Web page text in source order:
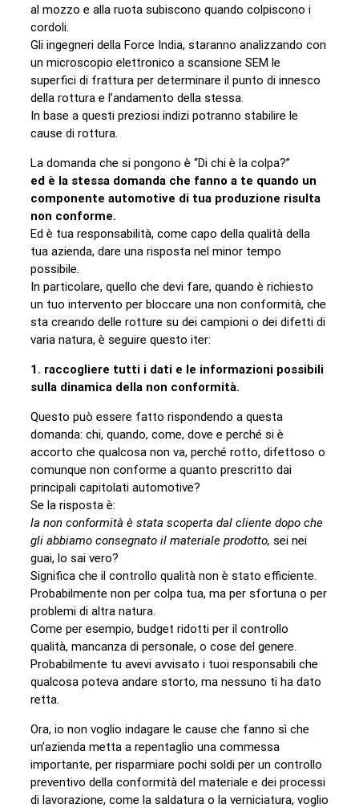
al mozzo e alla ruota subiscono quando colpiscono i
cordoli.
Gli ingegneri della Force India, staranno analizzando con
un microscopio elettronico a scansione SEM le
superfici di frattura per determinare il punto di innesco
della rottura e l’andamento della stessa.
In base a questi preziosi indizi potranno stabilire le
cause di rottura.
La domanda che si pongono è “Di chi è la colpa?”
ed è la stessa domanda che fanno a te quando un
componente automotive di tua produzione risulta
non conforme.
Ed è tua responsabilità, come capo della qualità della
tua azienda, dare una risposta nel minor tempo
possibile.
In particolare, quello che devi fare, quando è richiesto
un tuo intervento per bloccare una non conformità, che
sta creando delle rotture su dei campioni o dei difetti di
varia natura, è seguire questo iter:
1. raccogliere tutti i dati e le informazioni possibili
sulla dinamica della non conformità.
Questo può essere fatto rispondendo a questa
domanda: chi, quando, come, dove e perché si è
accorto che qualcosa non va, perché rotto, difettoso o
comunque non conforme a quanto prescritto dai
principali capitolati automotive?
Se la risposta è:
la non conformità è stata scoperta dal cliente dopo che
gli abbiamo consegnato il materiale prodotto, sei nei
guai, lo sai vero?
Significa che il controllo qualità non è stato efficiente.
Probabilmente non per colpa tua, ma per sfortuna o per
problemi di altra natura.
Come per esempio, budget ridotti per il controllo
qualità, mancanza di personale, o cose del genere.
Probabilmente tu avevi avvisato i tuoi responsabili che
qualcosa poteva andare storto, ma nessuno ti ha dato
retta.
Ora, io non voglio indagare le cause che fanno sì che
un’azienda metta a repentaglio una commessa
importante, per risparmiare pochi soldi per un controllo
preventivo della conformità del materiale e dei processi
di lavorazione, come la saldatura o la verniciatura, voglio